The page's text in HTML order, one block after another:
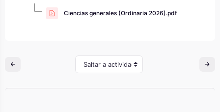
Ciencias generales (Ordinaria 2026).pdf
Saltar a actividad